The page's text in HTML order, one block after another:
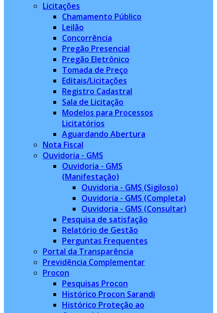
Licitações
Chamamento Público
Leilão
Concorrência
Pregão Presencial
Pregão Eletrônico
Tomada de Preço
Editais/Licitações
Registro Cadastral
Sala de Licitação
Modelos para Processos
Licitatórios
Aguardando Abertura
Nota Fiscal
Ouvidoria - GMS
Ouvidoria - GMS
(Manifestação)
Ouvidoria - GMS (Sigiloso)
Ouvidoria - GMS (Completa)
Ouvidoria - GMS (Consultar)
Pesquisa de satisfação
Relatório de Gestão
Perguntas Frequentes
Portal da Transparência
Previdência Complementar
Procon
Pesquisas Procon
Histórico Procon Sarandi
Histórico Proteção ao